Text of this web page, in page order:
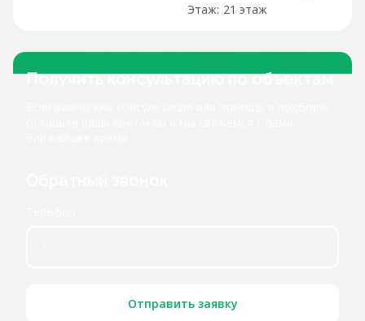
21 этаж
Получить консультацию по объектам
Отправить заявку